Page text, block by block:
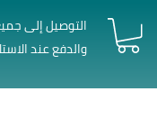
التوصيل إلى
والدفع عند